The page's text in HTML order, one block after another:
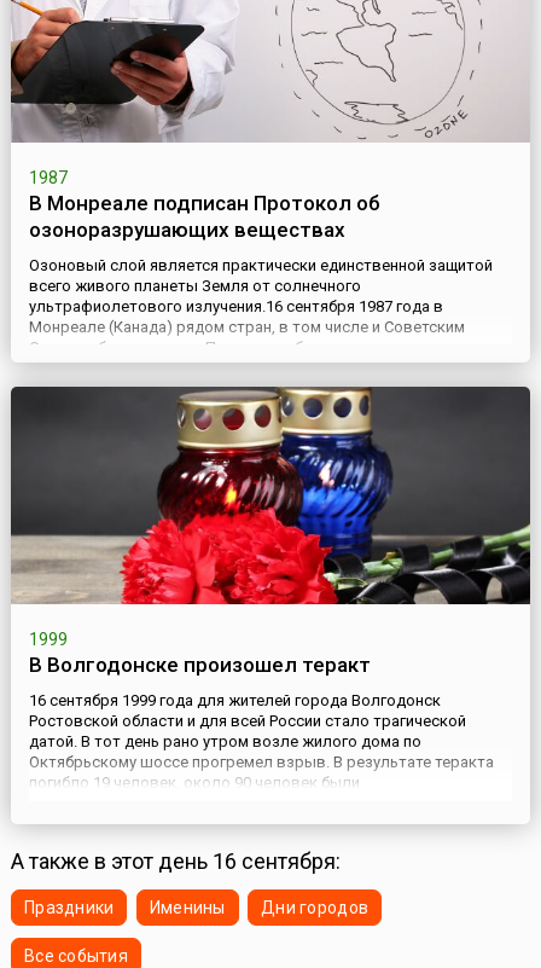
1987
В Монреале подписан Протокол об
озоноразрушающих веществах
Озоновый слой является практически единственной защитой
всего живого планеты Земля от солнечного
ультрафиолетового излучения.16 сентября 1987 года в
Монреале (Канада) рядом стран, в том числе и Советским
Союзом, был подписан Протокол об озоноразрушающих
веществах, предусматривавший замораживание и
последующее сокращение производства химических
соединений, наиболее опасных для тонкого озонового...
1999
В Волгодонске произошел теракт
16 сентября 1999 года для жителей города Волгодонск
Ростовской области и для всей России стало трагической
датой. В тот день рано утром возле жилого дома по
Октябрьскому шоссе прогремел взрыв. В результате теракта
погибло 19 человек, около 90 человек были
волной выбило стёкла, повредило дверные проёмы почти в 40
А также в этот день 16 сентября:
Праздники Именины Дни городов
Все события